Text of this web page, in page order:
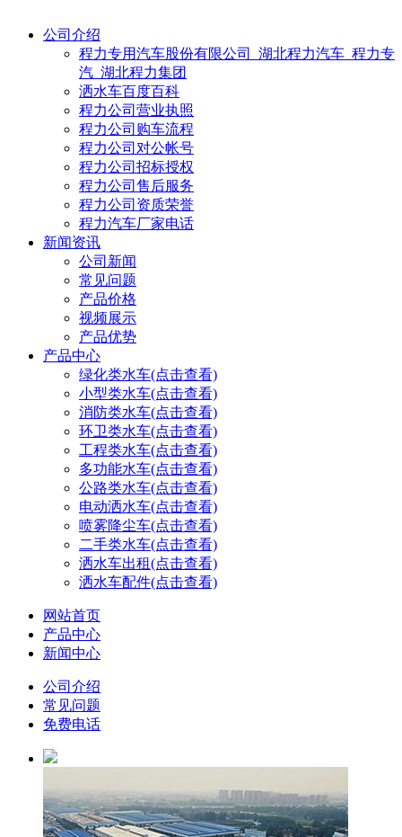
公司介绍
程力专用汽车股份有限公司_湖北程力汽车_程力专
汽_湖北程力集团
洒水车百度百科
程力公司营业执照
程力公司购车流程
程力公司对公帐号
程力公司招标授权
程力公司售后服务
程力公司资质荣誉
程力汽车厂家电话
新闻资讯
公司新闻
常见问题
产品价格
视频展示
产品优势
产品中心
绿化类水车(点击查看)
小型类水车(点击查看)
消防类水车(点击查看)
环卫类水车(点击查看)
工程类水车(点击查看)
多功能水车(点击查看)
公路类水车(点击查看)
电动洒水车(点击查看)
喷雾降尘车(点击查看)
二手类水车(点击查看)
洒水车出租(点击查看)
洒水车配件(点击查看)
网站首页
产品中心
新闻中心
公司介绍
常见问题
免费电话